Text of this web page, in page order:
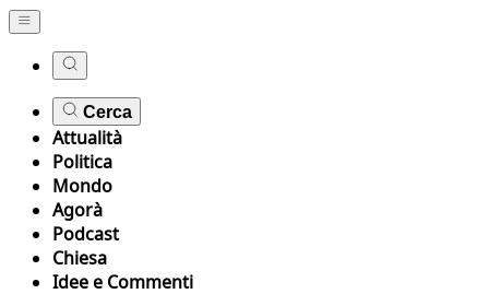
Cerca
Attualità
Politica
Mondo
Agorà
Podcast
Chiesa
Idee e Commenti